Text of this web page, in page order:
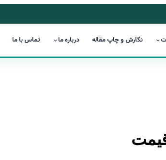
نگارش و چاپ مقاله درباره ما تماس با ما
قیمت